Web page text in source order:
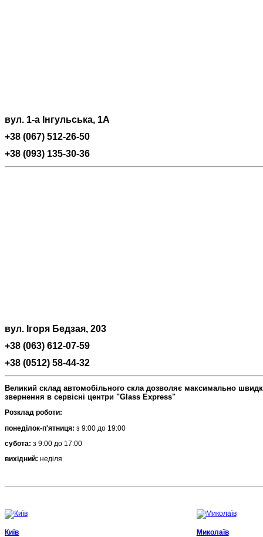
вул. 1-а Інгульська, 1А
+38 (067) 512-26-50
+38 (093) 135-30-36
вул. Ігоря Бедзая, 203
+38 (063) 612-07-59
+38 (0512) 58-44-32
Великий склад автомобільного скла дозволяє максимально
звернення в сервісні центри "Glass Express"
Розклад роботи:
понеділок-п'ятниця: з 9:00 до 19:00
субота: з 9:00 до 17:00
вихідний: неділя
Київ Миколаїв